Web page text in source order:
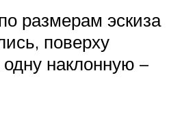
размерам эскиза
поверху
наклонную –